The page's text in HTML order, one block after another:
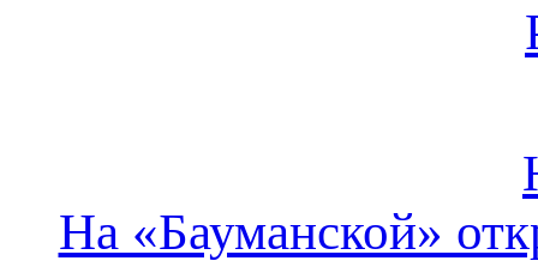
На «Бауманской»